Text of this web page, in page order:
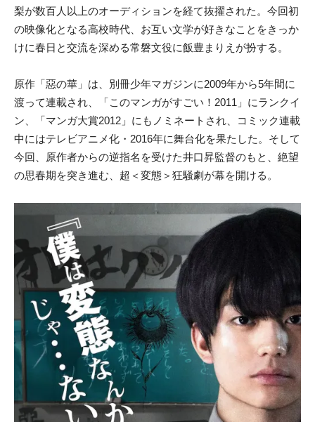
梨が数百人以上のオーディションを経て抜擢された。今回初
の映像化となる高校時代、お互い文学が好きなことをきっか
けに春日と交流を深める常磐文役に飯豊まりえが扮する。
原作「惡の華」は、別冊少年マガジンに2009年から5年間に
渡って連載され、「このマンガがすごい！2011」にランクイ
ン、「マンガ大賞2012」にもノミネートされ、コミック連載
中にはテレビアニメ化・2016年に舞台化を果たした。そして
今回、原作者からの逆指名を受けた井口昇監督のもと、絶望
の思春期を突き進む、超＜変態＞狂騒劇が幕を開ける。